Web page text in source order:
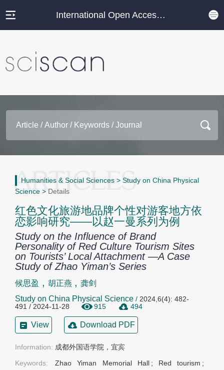
International Open Access Journal Platform
Humanities & Social Sciences > Study on China Physical
Science > Details
红色文化旅游地品牌个性对游客地方依
恋影响研究——以赵一曼系列为例
Study on the Influence of Brand
Personality of Red Culture Tourism Sites
on Tourists’ Local Attachment —A Case
Study of Zhao Yiman’s Series
候思盈 , 胡正燕 ,龚剑
Study on China Physical Science / 2024,6(4): 482-
491 / 2024-11-28
915 494
View Download PDF
Information: 成都外国语学院，宜宾
Keywords:
Zhao Yiman Memorial Hall ; Red tourism ;